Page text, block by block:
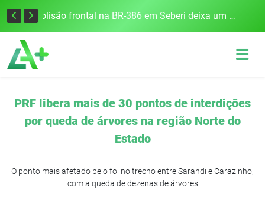
União Frederiquense vence o Gramadense fora de casa e assume a terceira posição na Divisão de Acesso Colisão frontal na BR-386 em Seberi deixa um morto e quatro feridos
PRF libera mais de 30 pontos de interdições
por queda de árvores na região Norte do
Estado
O ponto mais afetado pelo foi no trecho entre Sarandi e Carazinho,
com a queda de dezenas de árvores